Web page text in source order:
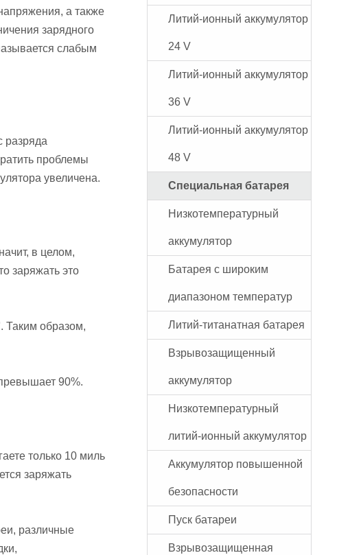
а также
зарядного
слабым
разряда
проблемы
увеличена.
в целом,
заряжать это
Таким образом,
90%.
только 10 миль
заряжать
различные
Литий-ионный аккумулятор
24 V
Литий-ионный аккумулятор
36 V
Литий-ионный аккумулятор
48 V
Специальная батарея
Низкотемпературный
аккумулятор
Батарея с широким
диапазоном температур
Литий-титанатная батарея
Взрывозащищенный
аккумулятор
Низкотемпературный
литий-ионный аккумулятор
Аккумулятор повышенной
безопасности
Пуск батареи
Взрывозащищенная